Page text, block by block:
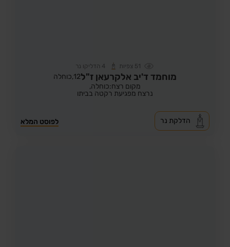
51 צפיות 4 הדליקו נר
מוחמד ד'יב אלקרעאן ז"ל12, כוחלה
מקום רצח:כוחלה,
נרצח מפגיעת רקטה בביתו
לפוסט המלא הדלקת נר